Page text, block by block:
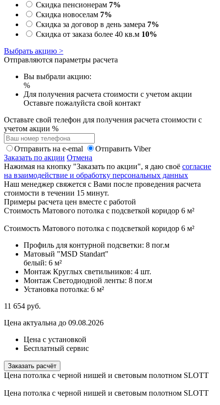
Скидка пенсионерам 7%
Скидка новоселам 7%
Скидка за договор в день замера 7%
Скидка от заказа более 40 кв.м 10%
Выбрать акцию >
Отправляются параметры расчета
Вы выбрали акцию:
%
Для получения расчета стоимости с учетом акции
Оставьте пожалуйста свой контакт
Оставьте свой телефон для получения расчета стоимости с
учетом акции %
Отправить на e-emal
Отправить Viber
Заказать по акции Отмена
Нажимая на кнопку "Заказать по акции", я даю своё согласие
на взаимодействие и обработку персональных данных
Наш менеджер свяжется с Вами после проведения расчета
стоимости в течении 15 минут.
Примеры расчета цен вместе с работой
Стоимость Матового потолка с подсветкой коридор 6 м²
Стоимость Матового потолка с подсветкой коридор 6 м²
Профиль для контурной подсветки: 8 пог.м
Матовый "MSD Standart"
белый: 6 м²
Монтаж Круглых светильников: 4 шт.
Монтаж Светодиодной ленты: 8 пог.м
Установка потолка: 6 м²
11 654 руб.
Цена актуальна до 09.08.2026
Цена с установкой
Бесплатный сервис
Заказать расчёт
Цена потолка с черной нишей и световым полотном SLOTT
Цена потолка с черной нишей и световым полотном SLOTT